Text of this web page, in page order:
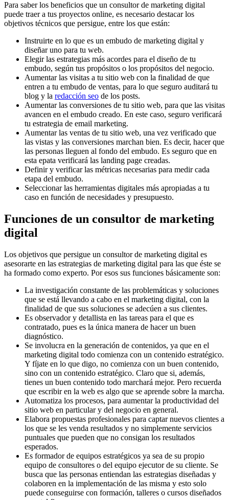
Para saber los beneficios que un consultor de marketing digital
puede traer a tus proyectos online, es necesario destacar los
objetivos técnicos que persigue, entre los que están:
Instruirte en lo que es un embudo de marketing digital y
diseñar uno para tu web.
Elegir las estrategias más acordes para el diseño de tu
embudo, según tus propósitos o los propósitos del negocio.
Aumentar las visitas a tu sitio web con la finalidad de que
entren a tu embudo de ventas, para lo que seguro auditará tu
blog y la redacción seo de los posts.
Aumentar las conversiones de tu sitio web, para que las visitas
avancen en el embudo creado. En este caso, seguro verificará
tu estrategia de email marketing.
Aumentar las ventas de tu sitio web, una vez verificado que
las vistas y las conversiones marchan bien. Es decir, hacer que
las personas lleguen al fondo del embudo. Es seguro que en
esta epata verificará las landing page creadas.
Definir y verificar las métricas necesarias para medir cada
etapa del embudo.
Seleccionar las herramientas digitales más apropiadas a tu
caso en función de necesidades y presupuesto.
Funciones de un consultor de marketing
digital
Los objetivos que persigue un consultor de marketing digital es
asesorarte en las estrategias de marketing digital para las que éste se
ha formado como experto. Por esos sus funciones básicamente son:
La investigación constante de las problemáticas y soluciones
que se está llevando a cabo en el marketing digital, con la
finalidad de que sus soluciones se adecúen a sus clientes.
Es observador y detallista en las tareas para el que es
contratado, pues es la única manera de hacer un buen
diagnóstico.
Se involucra en la generación de contenidos, ya que en el
marketing digital todo comienza con un contenido estratégico.
Y fíjate en lo que digo, no comienza con un buen contenido,
sino con un contenido estratégico. Claro que si, además,
tienes un buen contenido todo marchará mejor. Pero recuerda
que escribir en la web es algo que se aprende sobre la marcha.
Automatiza los procesos, para aumentar la productividad del
sitio web en particular y del negocio en general.
Elabora propuestas profesionales para captar nuevos clientes a
los que se les venda resultados y no simplemente servicios
puntuales que pueden que no consigan los resultados
esperados.
Es formador de equipos estratégicos ya sea de su propio
equipo de consultores o del equipo ejecutor de su cliente. Se
busca que las personas entiendan las estrategias diseñadas y
colaboren en la implementación de las misma y esto solo
puede conseguirse con formación, talleres o cursos diseñados